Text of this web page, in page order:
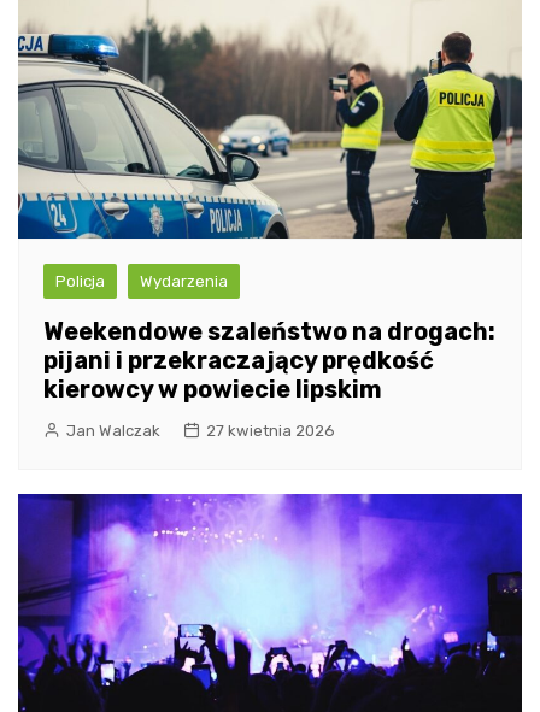
Policja Wydarzenia
Weekendowe szaleństwo na drogach:
pijani i przekraczający prędkość
kierowcy w powiecie lipskim
Jan Walczak 27 kwietnia 2026